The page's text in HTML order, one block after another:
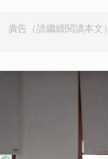
廣告（請繼續閱讀本文）